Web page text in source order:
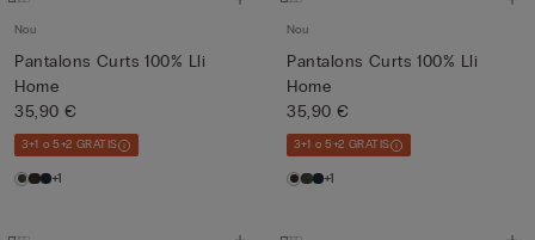
Nou
Pantalons Curts 100% Lli
Home
35,90 €
3+1 o 5+2 GRATIS
+1
Nou
Pantalons Curts 100% Lli
Home
35,90 €
3+1 o 5+2 GRATIS
+1